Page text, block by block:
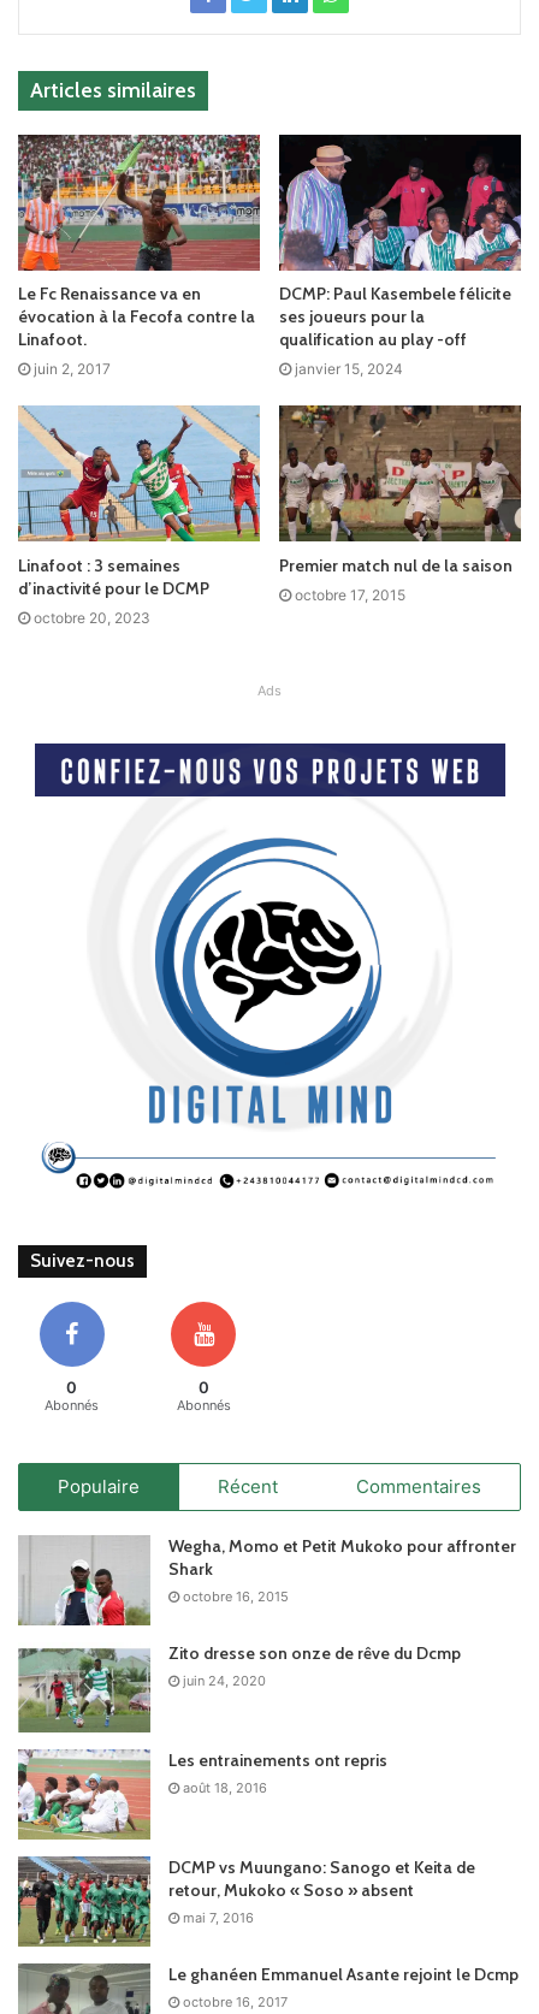
Articles similaires
Le Fc Renaissance va en
évocation à la Fecofa contre la
Linafoot.
juin 2, 2017
DCMP: Paul Kasembele félicite
ses joueurs pour la
qualification au play -off
janvier 15, 2024
Linafoot : 3 semaines
d’inactivité pour le DCMP
octobre 20, 2023
Premier match nul de la saison
octobre 17, 2015
Ads
Suivez-nous
0
Abonnés
0
Abonnés
Populaire Récent Commentaires
Wegha, Momo et Petit Mukoko pour affronter
Shark
octobre 16, 2015
Zito dresse son onze de rêve du Dcmp
juin 24, 2020
Les entrainements ont repris
août 18, 2016
DCMP vs Muungano: Sanogo et Keita de
retour, Mukoko « Soso » absent
mai 7, 2016
Le ghanéen Emmanuel Asante rejoint le Dcmp
octobre 16, 2017